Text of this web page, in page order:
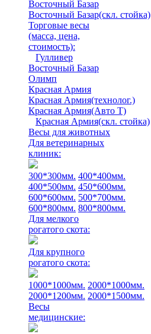
Восточный Базар
Восточный Базар(скл. стойка)
Торговые весы
(масса, цена,
стоимость):
Гулливер
Восточный Базар
Олимп
Красная Армия
Красная Армия(технолог.)
Красная Армия(Авто Т)
Красная Армия(скл. стойка)
Весы для животных
Для ветеринарных
клиник:
300*300мм. 400*400мм.
400*500мм. 450*600мм.
600*600мм. 500*700мм.
600*800мм. 800*800мм.
Для мелкого
рогатого скота:
Для крупного
рогатого скота:
1000*1000мм. 2000*1000мм.
2000*1200мм. 2000*1500мм.
Весы
медицинские: